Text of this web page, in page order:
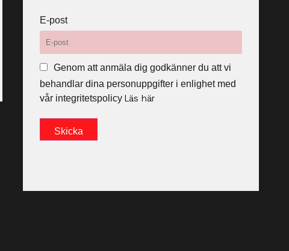
E-post
Genom att anmäla dig godkänner du att vi
behandlar dina personuppgifter i enlighet med
vår integritetspolicyLäs här
Skicka